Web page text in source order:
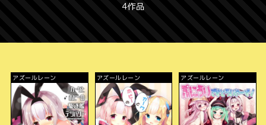
4作品
アズールレーン アズールレーン アズールレーン